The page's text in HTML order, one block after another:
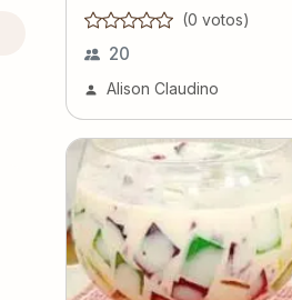
(0 votos)
20
Alison Claudino